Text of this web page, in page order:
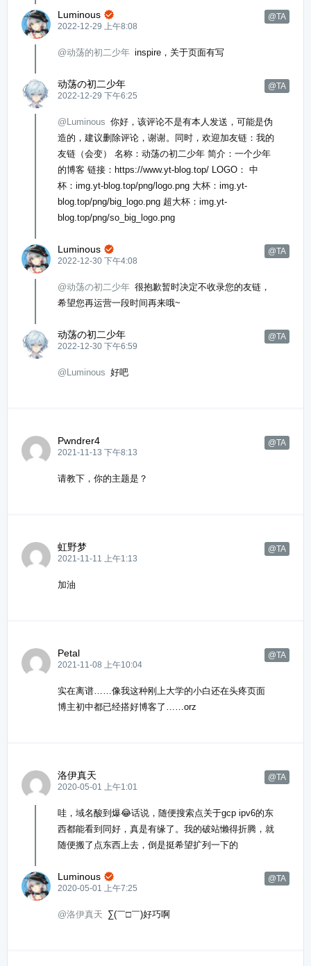
Luminous @TA

2022-12-29 上午8:08
@动荡的初二少年 inspire，关于页面有写
动荡の初二少年
@TA
2022-12-29 下午6:25
@Luminous 你好，该评论不是有本人发送，可能是伪
造的，建议删除评论，谢谢。同时，欢迎加友链：我的
友链（会变） 名称：动荡の初二少年 简介：一个少年
的博客 链接：https://www.yt-blog.top/ LOGO： 中
杯：img.yt-blog.top/png/logo.png 大杯：img.yt-
blog.top/png/big_logo.png 超大杯：img.yt-
blog.top/png/so_big_logo.png
Luminous @TA

2022-12-30 下午4:08
@动荡の初二少年 很抱歉暂时决定不收录您的友链，
希望您再运营一段时间再来哦~
动荡の初二少年
@TA
2022-12-30 下午6:59
@Luminous 好吧
Pwndrer4
@TA
2021-11-13 下午8:13
请教下，你的主题是？
虹野梦
@TA
2021-11-11 上午1:13
加油
Petal
@TA
2021-11-08 上午10:04
实在离谱……像我这种刚上大学的小白还在头疼页面
博主初中都已经搭好博客了……orz
洛伊真天
@TA
2020-05-01 上午1:01
哇，域名酸到爆😂话说，随便搜索点关于gcp ipv6的东
西都能看到同好，真是有缘了。我的破站懒得折腾，就
随便搬了点东西上去，倒是挺希望扩列一下的
Luminous @TA

2020-05-01 上午7:25
@洛伊真天 ∑(￣□￣)好巧啊